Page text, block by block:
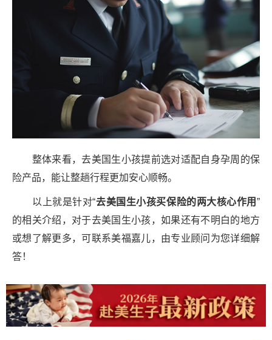
整体来看，去美国生小孩提前选对适配自身孕周的保
险产品，能让整趟行程更加安心顺畅。
以上就是针对“去美国生小孩买保险的两大核心作用”
的相关介绍，对于去美国生小孩，如果还有不明白的地方
或想了解更多，可联系美福嘉儿，由专业顾问为您详细解
答！